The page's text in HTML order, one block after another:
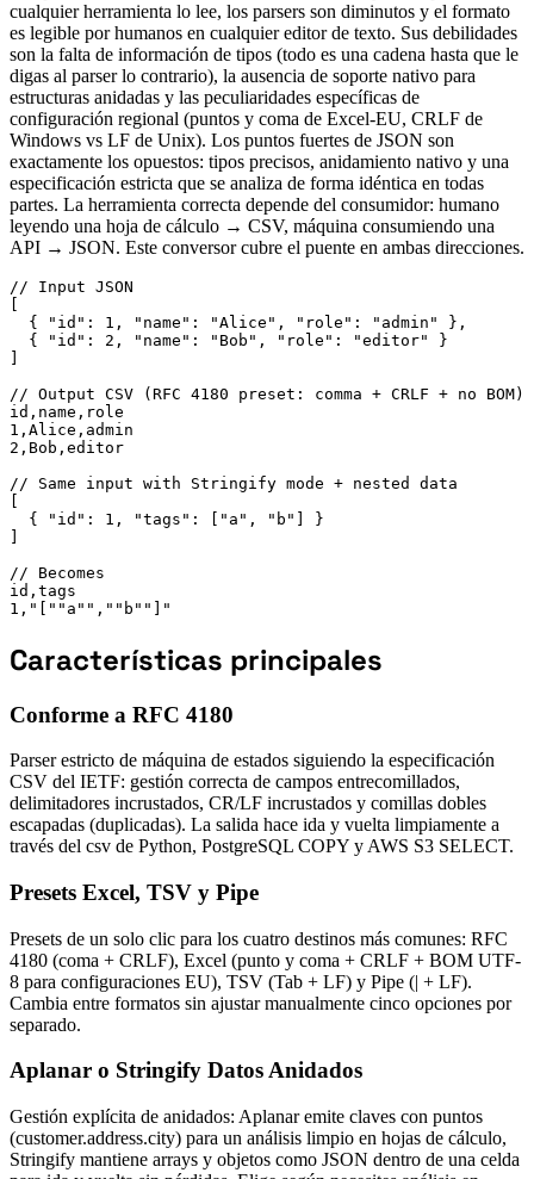
cualquier herramienta lo lee, los parsers son diminutos y el formato
es legible por humanos en cualquier editor de texto. Sus debilidades
son la falta de información de tipos (todo es una cadena hasta que le
digas al parser lo contrario), la ausencia de soporte nativo para
estructuras anidadas y las peculiaridades específicas de
configuración regional (puntos y coma de Excel-EU, CRLF de
Windows vs LF de Unix). Los puntos fuertes de JSON son
exactamente los opuestos: tipos precisos, anidamiento nativo y una
especificación estricta que se analiza de forma idéntica en todas
partes. La herramienta correcta depende del consumidor: humano
leyendo una hoja de cálculo → CSV, máquina consumiendo una
API → JSON. Este conversor cubre el puente en ambas direcciones.
// Input JSON
[
  { "id": 1, "name": "Alice", "role": "admin" },
  { "id": 2, "name": "Bob", "role": "editor" }
]
// Output CSV (RFC 4180 preset: comma + CRLF + no BOM)
id,name,role
1,Alice,admin
2,Bob,editor
// Same input with Stringify mode + nested data
[
  { "id": 1, "tags": ["a", "b"] }
]
// Becomes
id,tags
1,"[""a"",""b""]"
Características principales
Conforme a RFC 4180
Parser estricto de máquina de estados siguiendo la especificación
CSV del IETF: gestión correcta de campos entrecomillados,
delimitadores incrustados, CR/LF incrustados y comillas dobles
escapadas (duplicadas). La salida hace ida y vuelta limpiamente a
través del csv de Python, PostgreSQL COPY y AWS S3 SELECT.
Presets Excel, TSV y Pipe
Presets de un solo clic para los cuatro destinos más comunes: RFC
4180 (coma + CRLF), Excel (punto y coma + CRLF + BOM UTF-
8 para configuraciones EU), TSV (Tab + LF) y Pipe (| + LF).
Cambia entre formatos sin ajustar manualmente cinco opciones por
separado.
Aplanar o Stringify Datos Anidados
Gestión explícita de anidados: Aplanar emite claves con puntos
(customer.address.city) para un análisis limpio en hojas de cálculo,
Stringify mantiene arrays y objetos como JSON dentro de una celda